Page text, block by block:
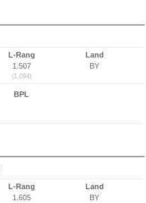
L-Rang
1.507
(1.094)
Land
BY
BPL
L-Rang
1.605
Land
BY